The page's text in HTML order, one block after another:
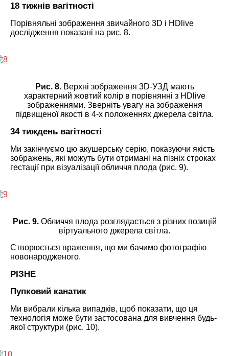
18 тижнів вагітності
Порівняльні зображення звичайного 3D і HDlive
дослідження показані на рис. 8.
Рис. 8. Верхні зображення 3D-УЗД мають
характерний жовтий колір в порівнянні з HDlive
зображеннями. Зверніть увагу на зображення
підвищеної якості в 4-х положеннях джерела світла.
34 тиждень вагітності
Ми закінчуємо цю акушерську серію, показуючи якість
зображень, які можуть бути отримані на пізніх строках
гестації при візуалізації обличчя плода (рис. 9).
Рис. 9.Обличчя плода розглядається з різних позицій
віртуального джерела світла.
Створюється враження, що ми бачимо фотографію
новонародженого.
РІЗНЕ
Пупковий канатик
Ми вибрали кілька випадків, щоб показати, що ця
технологія може бути застосована для вивчення будь-
якої структури (рис. 10).